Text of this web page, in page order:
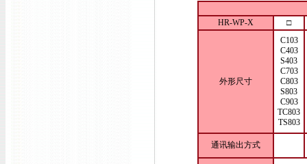
HR-WP-X □
外形尺寸
C103
C403
S403
C703
C803
S803
C903
TC803
TS803
通讯输出方式